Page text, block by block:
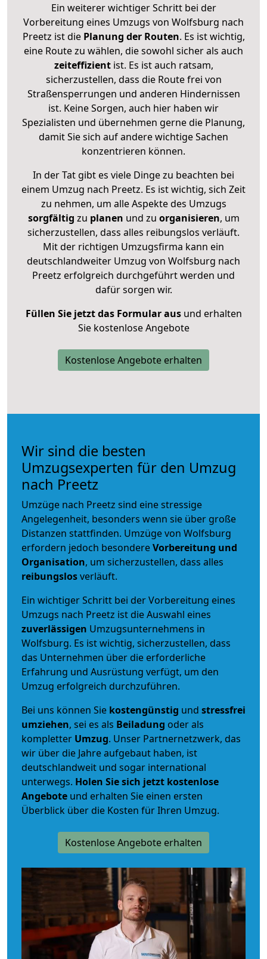
Ein weiterer wichtiger Schritt bei der
Vorbereitung eines Umzugs von Wolfsburg nach
Preetz ist diePlanung der Routen. Es ist wichtig,
eine Route zu wählen, die sowohl sicher als auch
zeiteffizientist. Es ist auch ratsam,
sicherzustellen, dass die Route frei von
Straßensperrungen und anderen Hindernissen
ist. Keine Sorgen, auch hier haben wir
Spezialisten und übernehmen gerne die Planung,
damit Sie sich auf andere wichtige Sachen
konzentrieren können.
In der Tat gibt es viele Dinge zu beachten bei
einem Umzug nach Preetz. Es ist wichtig, sich Zeit
zu nehmen, um alle Aspekte des Umzugs
sorgfältig zu planen und zu organisieren, um
sicherzustellen, dass alles reibungslos verläuft.
Mit der richtigen Umzugsfirma kann ein
deutschlandweiter Umzug von Wolfsburg nach
Preetz erfolgreich durchgeführt werden und
dafür sorgen wir.
Füllen Sie jetzt das Formular ausund erhalten
Sie kostenlose Angebote
Kostenlose Angebote erhalten
Wir sind die besten
Umzugsexperten für den Umzug
nach Preetz
Umzüge nach Preetz sind eine stressige
Angelegenheit, besonders wenn sie über große
Distanzen stattfinden. Umzüge von Wolfsburg
erfordern jedoch besondereVorbereitung und
Organisation, um sicherzustellen, dass alles
reibungslosverläuft.
Ein wichtiger Schritt bei der Vorbereitung eines
Umzugs nach Preetz ist die Auswahl eines
zuverlässigen Umzugsunternehmens in
Wolfsburg. Es ist wichtig, sicherzustellen, dass
das Unternehmen über die erforderliche
Erfahrung und Ausrüstung verfügt, um den
Umzug erfolgreich durchzuführen.
Bei uns können Sie kostengünstig und stressfrei
umziehen, sei es als Beiladung oder als
kompletter Umzug. Unser Partnernetzwerk, das
wir über die Jahre aufgebaut haben, ist
deutschlandweit und sogar international
unterwegs. Holen Sie sich jetzt kostenlose
Angebote und erhalten Sie einen ersten
Überblick über die Kosten für Ihren Umzug.
Kostenlose Angebote erhalten